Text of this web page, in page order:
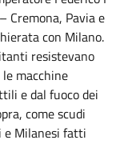
Cremona, Pavia e
con Milano.
resistevano
macchine
e dal fuoco dei
come scudi
e Milanesi fatti